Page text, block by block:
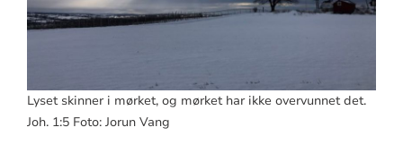
Lyset skinner i mørket, og mørket har ikke overvunnet det.
Joh. 1:5 Foto: Jorun Vang